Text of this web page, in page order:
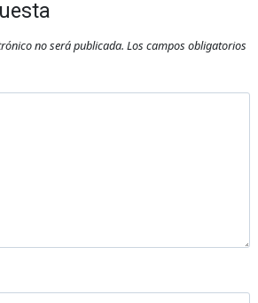
no será publicada. Los campos obligatorios